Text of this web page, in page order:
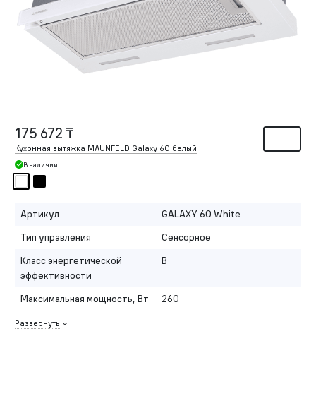
175 672 ₸
Кухонная вытяжка MAUNFELD Galaxy 60 белый
В наличии
Артикул
GALAXY 60 White
Тип управления
Сенсорное
Класс энергетической
эффективности
B
Максимальная мощность, Вт 260
Развернуть